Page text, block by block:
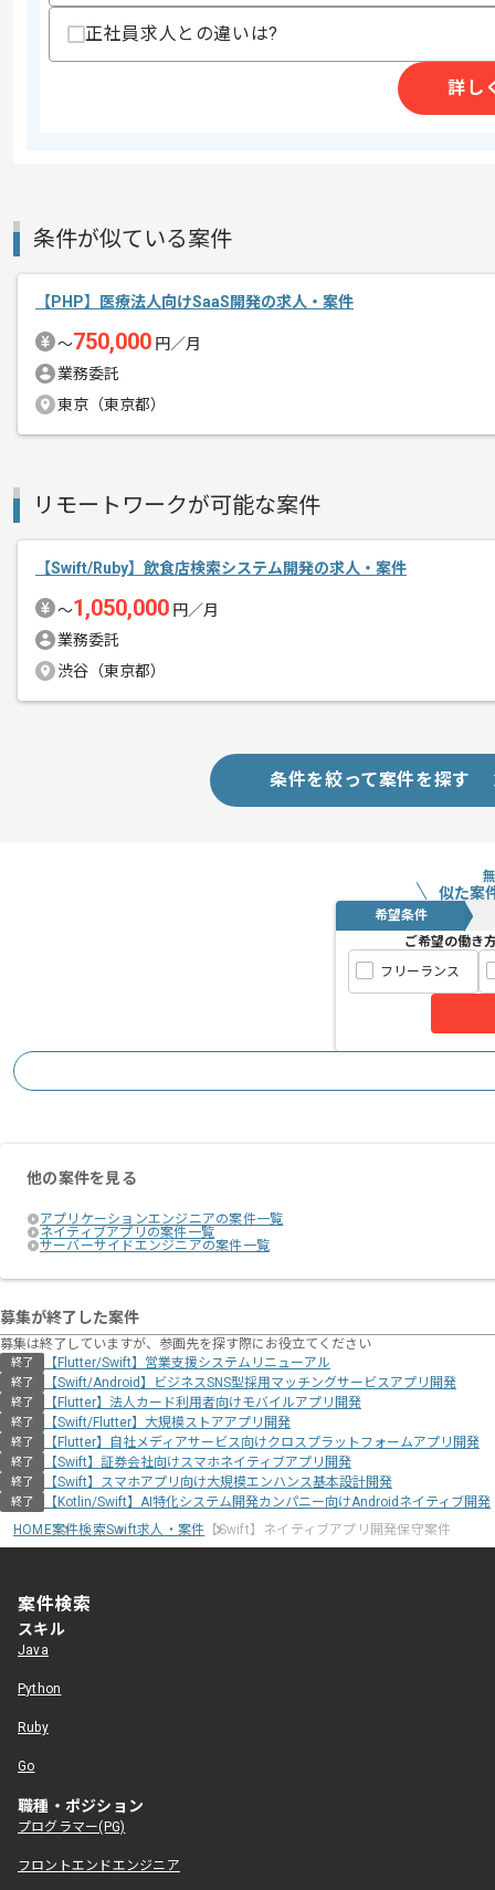
スキルに不安がある方へ
上記に似た経験やスキルをお持ちであれば
作業開始日
エージェントからのコ
メント
SwiftUIまたはKotlinおよびComposeを
基本的にはフルリモートでの作業を見込
正社員求人との違いは?
詳し
条件が似ている案件
【PHP】医療法人向けSaaS開発の求人・案件
〜750,000 円／月
業務委託
東京（東京都）
リモートワークが可能な案件
【Swift/Ruby】飲食店検索システム開発の求人・案件
〜1,050,000 円／月
業務委託
渋谷（東京都）
条件を絞って案件を探す
似た案
希望条件
ご希望の働き
フリーランス
他の案件を見る
アプリケーションエンジニアの案件一覧
ネイティブアプリの案件一覧
サーバーサイドエンジニアの案件一覧
募集が終了した案件
募集は終了していますが、参画先を探す際にお役立てください
終了 【Flutter/Swift】営業支援システムリニューアル
終了 【Swift/Android】ビジネスSNS型採用マッチングサービスアプリ開発
終了 【Flutter】法人カード利用者向けモバイルアプリ開発
終了 【Swift/Flutter】大規模ストアアプリ開発
終了 【Flutter】自社メディアサービス向けクロスプラットフォームアプリ開発
終了 【Swift】証券会社向けスマホネイティブアプリ開発
終了 【Swift】スマホアプリ向け大規模エンハンス基本設計開発
終了
【Kotlin/Swift】AI特化システム開発カンパニー向けAndroidネイティブ開発
HOME案件検索Swift求人・案件 【Swift】ネイティブアプリ開発保守案件
案件検索
スキル
Java
Python
Ruby
Go
職種・ポジション
プログラマー(PG)
フロントエンドエンジニア